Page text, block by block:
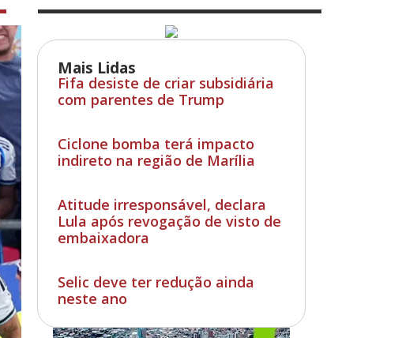
Mais Lidas
Fifa desiste de criar subsidiária
com parentes de Trump
Ciclone bomba terá impacto
indireto na região de Marília
Atitude irresponsável, declara
Lula após revogação de visto de
embaixadora
Selic deve ter redução ainda
neste ano